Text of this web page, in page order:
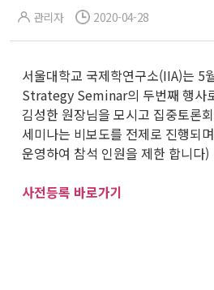
관리자 2020-04-28
서울대학교 국제학연구소(IIA)는 5
Strategy Seminar의 두번째 행사
김성한 원장님을 모시고 집중토론
세미나는 비보도를 전제로 진행되
운영하여 참석 인원을 제한 합니다)
사전등록 바로가기